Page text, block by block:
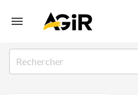
